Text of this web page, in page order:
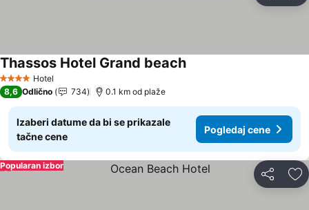
4 ZvezdiceHotel
Thassos Hotel Grand beachPogledaj cene
8,6 Odlično 734 0.1 km od plaže
Izaberi datume da bi se prikazale
tačne cene
Pogledaj cene
Deli
Popularan izbor